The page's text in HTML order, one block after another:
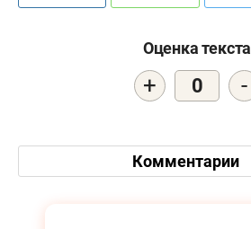
Оценка текста
+ 0 -
Комментарии